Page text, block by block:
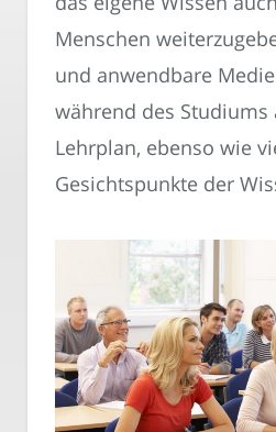
Menschen
und anwendbare
während des Studiums
Lehrplan, ebenso wie
Gesichtspunkte der